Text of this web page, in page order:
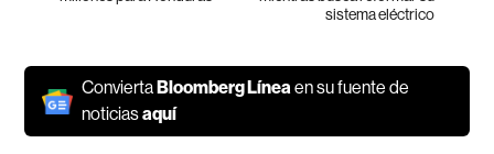
sistema eléctrico
Convierta Bloomberg Líneaen su fuente de
noticiasaquí